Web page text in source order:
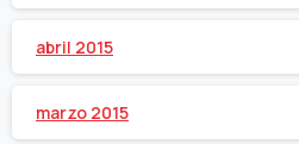
abril 2015
marzo 2015